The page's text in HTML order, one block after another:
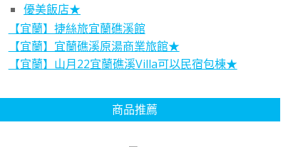
優美飯店★
【宜蘭】捷絲旅宜蘭礁溪館
【宜蘭】宜蘭礁溪原湯商業旅館★
【宜蘭】山月22宜蘭礁溪Villa可以民宿包棟★
商品推薦